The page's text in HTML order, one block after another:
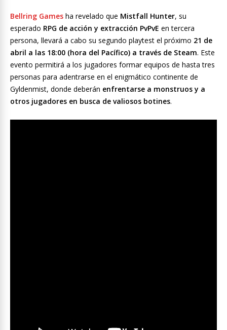
Bellring Games ha revelado que Mistfall Hunter, su
esperado RPG de acción y extracción PvPvE en tercera
persona, llevará a cabo su segundo playtest el próximo 21 de
abril a las 18:00 (hora del Pacífico) a través de Steam. Este
evento permitirá a los jugadores formar equipos de hasta tres
personas para adentrarse en el enigmático continente de
Gyldenmist, donde deberán enfrentarse a monstruos y a
otros jugadores en busca de valiosos botines.